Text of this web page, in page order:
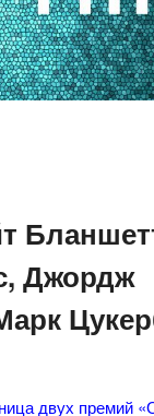
Джордж
двух премий